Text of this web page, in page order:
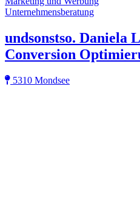
Unternehmensberatung
undsonstso. Daniela
Conversion
5310 Mondsee